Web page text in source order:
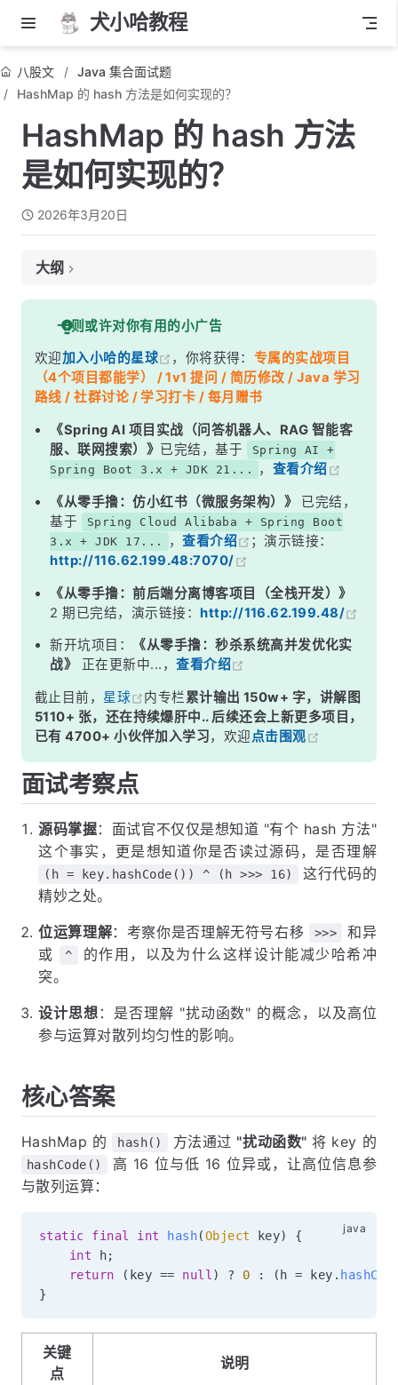
犬小哈教程
八股文
Java 集合面试题
HashMap 的 hash 方法是如何实现的？
HashMap 的 hash 方法
是如何实现的？
2026年3月20日
大纲
面试考察点
核心答案
深度解析
一、源码逐行解析
二、为什么要扰动？
三、扰动过程图解
五、与桶定位的关系
面试高频追问
记忆口诀
总结
一则或许对你有用的小广告
欢迎加入小哈的星球 ，你将获得： 专属的实战项目
（4个项目都能学） / 1v1 提问 / 简历修改 / Java 学习
路线 / 社群讨论 / 学习打卡 / 每月赠书
《Spring AI 项目实战（问答机器人、RAG 智能客
服、联网搜索）》 已完结，基于
Spring AI +
Spring Boot 3.x + JDK 21...
， 查看介绍
《从零手撸：仿小红书（微服务架构）》
已完结，
基于
Spring Cloud Alibaba + Spring Boot
3.x + JDK 17...
，查看介绍
；演示链接：
http://116.62.199.48:7070/
《从零手撸：前后端分离博客项目（全栈开发）》
2 期已完结，演示链接：http://116.62.199.48/
新开坑项目：
《从零手撸：秒杀系统高并发优化实
战》
正在更新中...，查看介绍
截止目前， 星球 内专栏累计输出 150w+ 字，讲解图
5110+ 张，还在持续爆肝中.. 后续还会上新更多项目，
已有 4700+ 小伙伴加入学习，欢迎点击围观
面试考察点
源码掌握：面试官不仅仅是想知道 "有个 hash 方法"
这个事实，更是想知道你是否读过源码，是否理解
(h = key.hashCode()) ^ (h >>> 16)
这行代码的
精妙之处。
位运算理解：考察你是否理解无符号右移 >>>
和异
或
^
的作用，以及为什么这样设计能减少哈希冲
突。
设计思想 ：是否理解 "扰动函数" 的概念，以及高位
参与运算对散列均匀性的影响。
核心答案
HashMap 的 hash() 方法通过 "扰动函数" 将 key 的
hashCode()
高 16 位与低 16 位异或，让高位信息参
与散列运算：
static final int hash(Object key)
{
int h;
return
( key == null ) ? 0 : ( h = key .
}
关键
点
说明